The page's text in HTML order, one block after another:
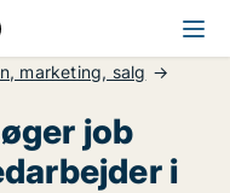
marketing, salg
job
i